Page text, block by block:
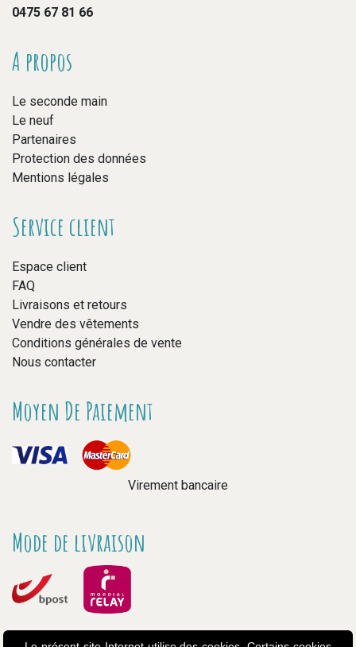
0475 67 81 66
A propos
Le seconde main
Le neuf
Partenaires
Protection des données
Mentions légales
Service client
Espace client
FAQ
Livraisons et retours
Vendre des vêtements
Conditions générales de vente
Nous contacter
Moyen De Paiement
Virement bancaire
Mode de livraison